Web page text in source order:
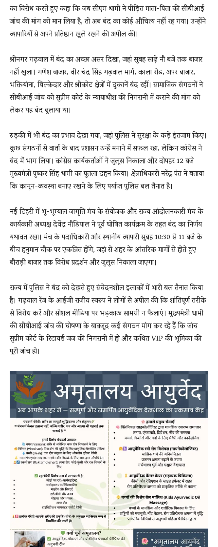
का विरोध करते हुए कहा कि जब सीएम धामी ने पीड़ित माता-पिता की सीबीआई
जांच की मांग को मान लिया है, तो अब बंद का कोई औचित्य नहीं रह गया। उन्होंने
व्यापारियों से अपने प्रतिष्ठान खुले रखने की अपील की।
श्रीनगर गढ़वाल में बंद का अच्छा असर दिखा, जहां सुबह साढ़े नौ बजे तक बाजार
नहीं खुला। गणेश बाजार, वीर चंद्र सिंह गढ़वाल मार्ग, काला रोड, अपर बाजार,
भक्तियांना, बिल्केदार और श्रीकोट क्षेत्रों में दुकानें बंद रहीं। सामाजिक संगठनों ने
सीबीआई जांच को सुप्रीम कोर्ट के न्यायाधीश की निगरानी में कराने की मांग को
लेकर यह बंद बुलाया था।
रुड़की में भी बंद का प्रभाव देखा गया, जहां पुलिस ने सुरक्षा के कड़े इंतजाम किए।
कुछ संगठनों से वार्ता के बाद प्रशासन उन्हें मनाने में सफल रहा, लेकिन कांग्रेस ने
बंद में भाग लिया। कांग्रेस कार्यकर्ताओं ने जुलूस निकाला और दोपहर 12 बजे
मुख्यमंत्री पुष्कर सिंह धामी का पुतला दहन किया। क्षेत्राधिकारी नरेंद्र पंत ने बताया
कि कानून-व्यवस्था बनाए रखने के लिए पर्याप्त पुलिस बल तैनात है।
नई टिहरी में भू-भूम्याल जागृति मंच के संयोजक और राज्य आंदोलनकारी मंच के
कार्यकारी अध्यक्ष देवेंद्र नौडियाल ने पूर्व घोषित कार्यक्रम के तहत बंद का निर्णय
यथावत रखा। मंच के पदाधिकारी और स्थानीय व्यापारी सुबह 10:30 से 11 बजे के
बीच हनुमान चौक पर एकत्रित होंगे, जहां से शहर के आंतरिक मार्गों से होते हुए
बौराड़ी बाजार तक विरोध प्रदर्शन और जुलूस निकाला जाएगा।
राज्य में पुलिस ने बंद को देखते हुए संवेदनशील इलाकों में भारी बल तैनात किया
है। गढ़वाल रेंज के आईजी राजीव स्वरूप ने लोगों से अपील की कि शांतिपूर्ण तरीके
से विरोध करें और सोशल मीडिया पर भड़काऊ सामग्री न फैलाएं। मुख्यमंत्री धामी
की सीबीआई जांच की घोषणा के बावजूद कई संगठन मांग कर रहे हैं कि जांच
सुप्रीम कोर्ट के रिटायर्ड जज की निगरानी में हो और कथित VIP की भूमिका की
पूरी जांच हो।